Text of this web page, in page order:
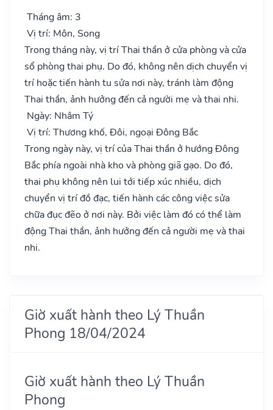
Tháng âm: 3
Vị trí: Môn, Song
Trong tháng này, vị trí Thai thần ở cửa phòng và cửa
sổ phòng thai phụ. Do đó, không nên dịch chuyển vị
trí hoặc tiến hành tu sửa nơi này, tránh làm động
Thai thần, ảnh hưởng đến cả người mẹ và thai nhi.
Ngày: Nhâm Tý
Vị trí: Thương khố, Đôi, ngoại Đông Bắc
Trong ngày này, vị trí của Thai thần ở hướng Đông
Bắc phía ngoài nhà kho và phòng giã gạo. Do đó,
thai phụ không nên lui tới tiếp xúc nhiều, dịch
chuyển vị trí đồ đạc, tiến hành các công việc sửa
chữa đục đẽo ở nơi này. Bởi việc làm đó có thể làm
động Thai thần, ảnh hưởng đến cả người mẹ và thai
nhi.
Giờ xuất hành theo Lý Thuần
Phong 18/04/2024
Giờ xuất hành theo Lý Thuần
Phong